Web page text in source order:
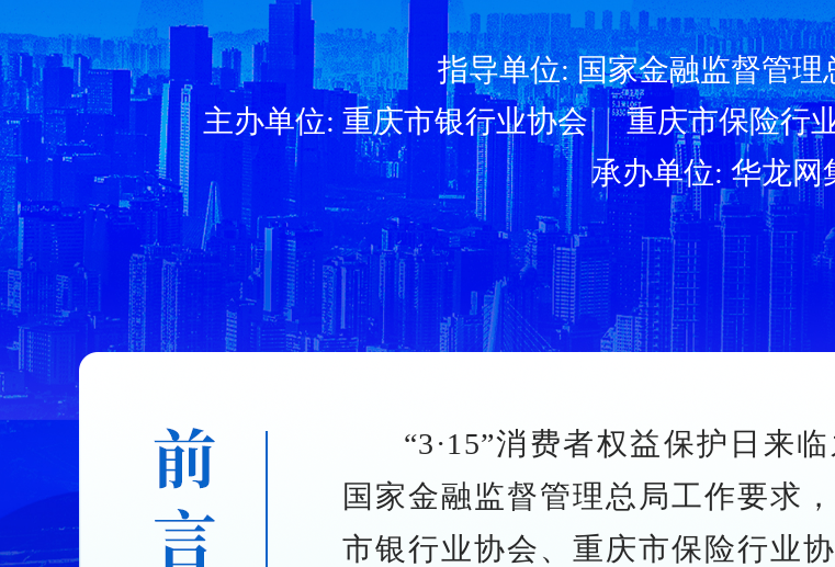
指导单位: 国家金融监督管理
主办单位: 重庆市银行业协会 重庆市保险行
承办单位: 华龙网
“3·15”消费者权益保护日来
国家金融监督管理总局工作要求
市银行业协会、重庆市保险行业